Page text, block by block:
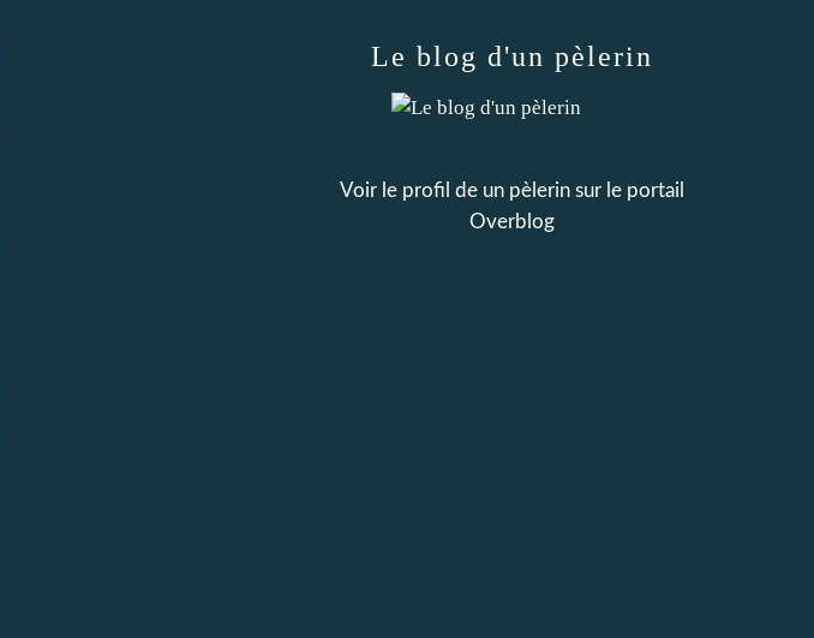
Le blog d'un pèlerin
Voir le profil de un pèlerinsur le portail
Overblog